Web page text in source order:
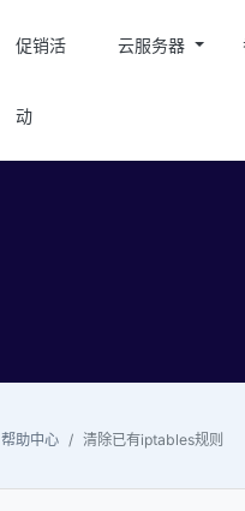
促销活
动
云服务器
帮助中心 清除已有iptables规则